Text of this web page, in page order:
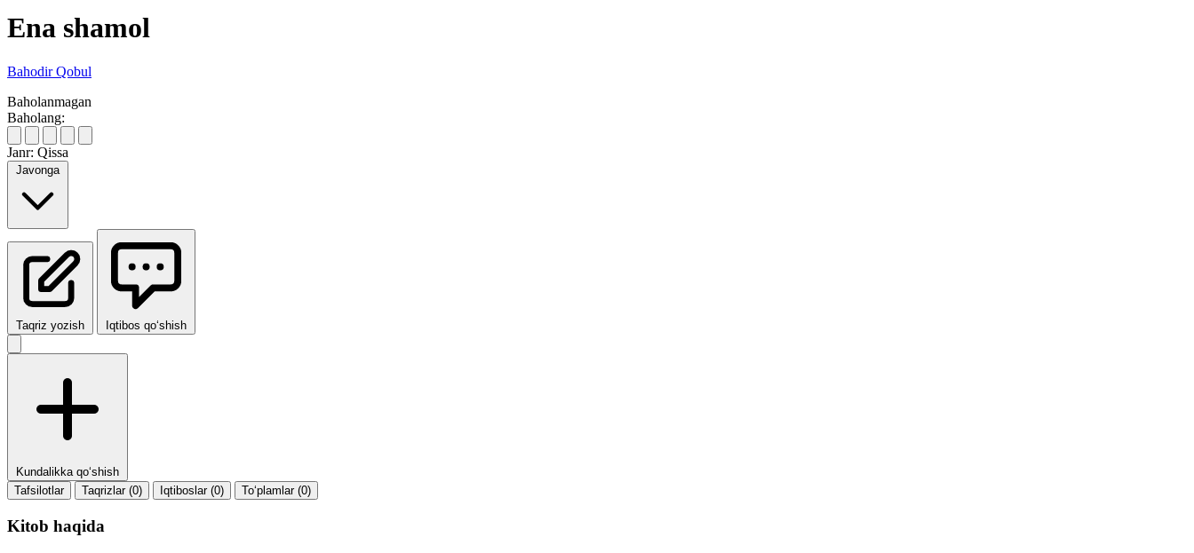
Ena shamol
Bahodir Qobul
Baholanmagan
Baholang:
Janr: Qissa
Javonga
Taqriz yozish Iqtibos qo‘shish
Kundalikka qo‘shish
Tafsilotlar
Taqrizlar (0) Iqtiboslar (0) To‘plamlar (0)
Kitob haqida